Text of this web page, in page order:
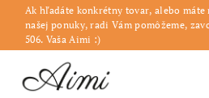
Ak hľadáte konkrétny tovar, alebo máte
našej ponuky, radi Vám pomôžeme,
506. Vaša Aimi :)